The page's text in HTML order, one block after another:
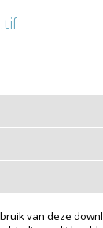
van deze